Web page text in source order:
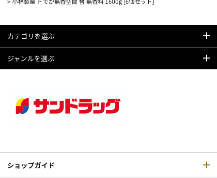
カテゴリを選ぶ
ジャンルを選ぶ
ショップガイド